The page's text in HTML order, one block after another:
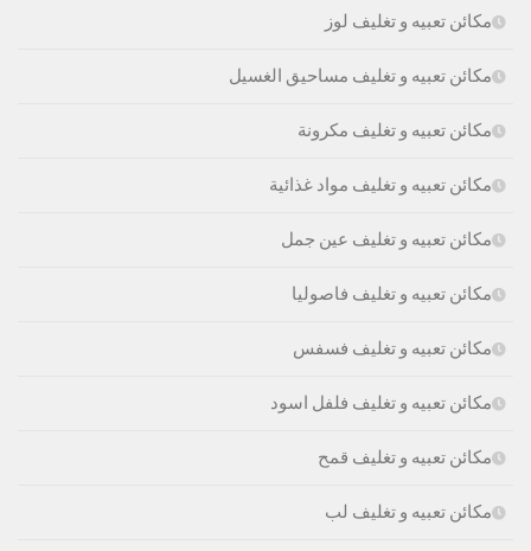
مكائن تعبيه و تغليف لوز
مكائن تعبيه و تغليف مساحيق الغسيل
مكائن تعبيه و تغليف مكرونة
مكائن تعبيه و تغليف مواد غذائية
مكائن تعبيه و تغليف عين جمل
مكائن تعبيه و تغليف فاصوليا
مكائن تعبيه و تغليف فسفس
مكائن تعبيه و تغليف فلفل اسود
مكائن تعبيه و تغليف قمح
مكائن تعبيه و تغليف لب